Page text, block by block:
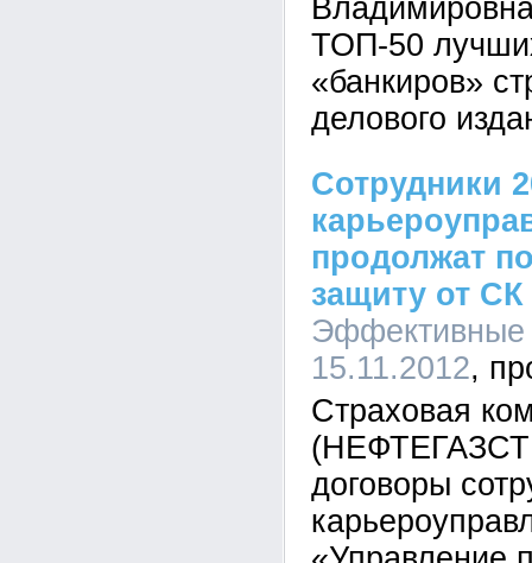
ТОП-50
«банкиров»
делового
Сотрудники
продолжат
защиту от СК
15.11.2012
Страховая
договоры